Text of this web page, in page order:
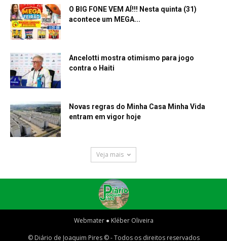
O BIG FONE VEM AÍ!!! Nesta quinta (31)
acontece um MEGA...
Ancelotti mostra otimismo para jogo
contra o Haiti
Novas regras do Minha Casa Minha Vida
entram em vigor hoje
Veja mais
Webmater ● Kléber Oliveira
© Diário de Joaquim Pires © - Todos os direitos reservados